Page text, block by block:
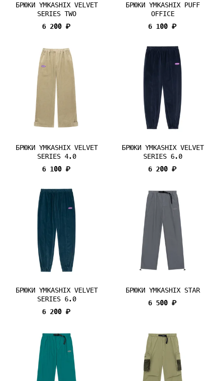
БРЮКИ YMKASHIX VELVET
SERIES TWO
6 200 ₽
БРЮКИ YMKASHIX PUFF
OFFICE
6 100 ₽
БРЮКИ YMKASHIX VELVET
SERIES 4.0
6 100 ₽
БРЮКИ YMKASHIX VELVET
SERIES 6.0
6 200 ₽
БРЮКИ YMKASHIX VELVET
SERIES 6.0
6 200 ₽
БРЮКИ YMKASHIX STAR
6 500 ₽